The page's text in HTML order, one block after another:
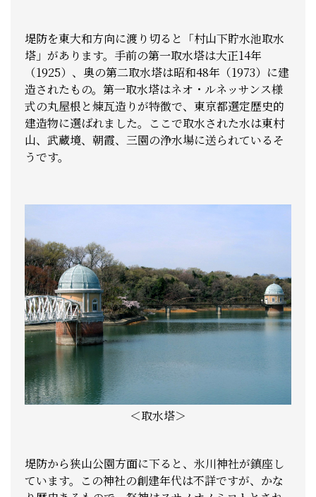
堤防を東大和方向に渡り切ると「村山下貯水池取水
塔」があります。手前の第一取水塔は大正14年
（1925）、奥の第二取水塔は昭和48年（1973）に建
造されたもの。第一取水塔はネオ・ルネッサンス様
式の丸屋根と煉瓦造りが特徴で、東京都選定歴史的
建造物に選ばれました。ここで取水された水は東村
山、武蔵境、朝霞、三園の浄水場に送られているそ
うです。
＜取水塔＞
堤防から狭山公園方面に下ると、氷川神社が鎮座し
ています。この神社の創建年代は不詳ですが、かな